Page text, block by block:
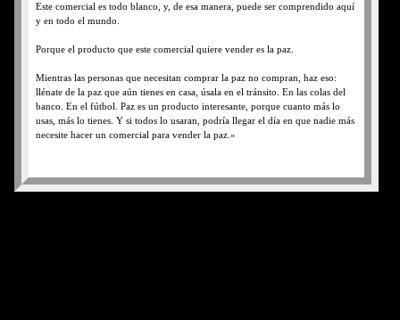
Este comercial es todo blanco, y, de esa manera, puede ser comprendido aquí
y en todo el mundo.
Porque el producto que este comercial quiere vender es la paz.
Mientras las personas que necesitan comprar la paz no compran, haz eso:
llénate de la paz que aún tienes en casa, úsala en el tránsito. En las colas del
banco. En el fútbol. Paz es un producto interesante, porque cuanto más lo
usas, más lo tienes. Y si todos lo usaran, podría llegar el día en que nadie más
necesite hacer un comercial para vender la paz.»